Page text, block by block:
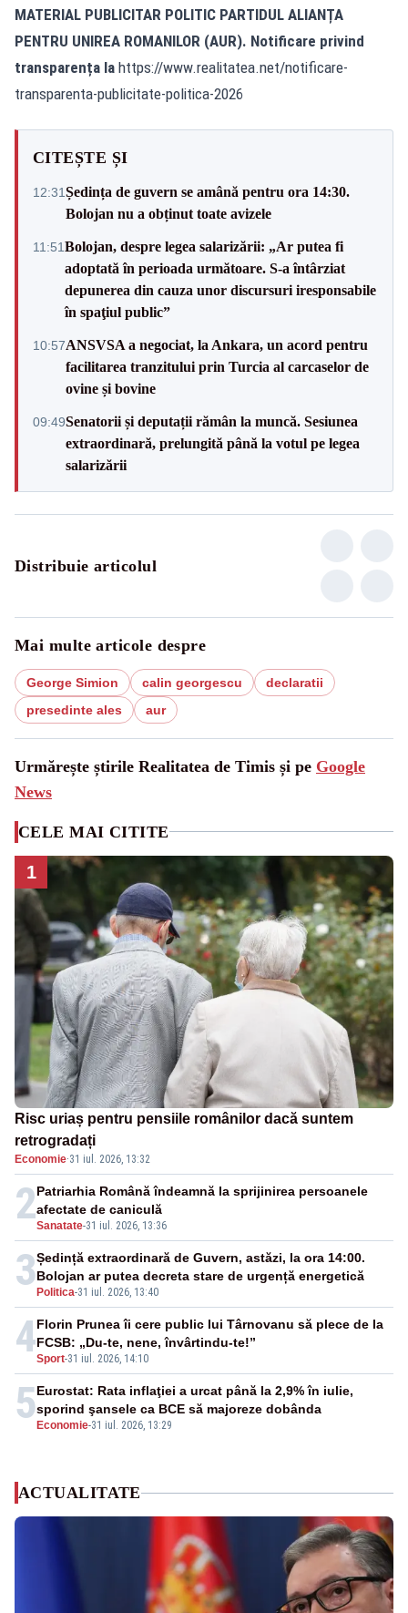
MATERIAL PUBLICITAR POLITIC PARTIDUL ALIANȚA
PENTRU UNIREA ROMANILOR (AUR). Notificare privind
transparența la https://www.realitatea.net/notificare-
transparenta-publicitate-politica-2026
CITEȘTE ȘI
12:31Ședința de guvern se amână pentru ora 14:30.
Bolojan nu a obținut toate avizele
11:51Bolojan, despre legea salarizării: „Ar putea fi
adoptată în perioada următoare. S-a întârziat
depunerea din cauza unor discursuri iresponsabile
în spaţiul public”
10:57ANSVSA a negociat, la Ankara, un acord pentru
facilitarea tranzitului prin Turcia al carcaselor de
ovine și bovine
09:49Senatorii și deputații rămân la muncă. Sesiunea
extraordinară, prelungită până la votul pe legea
salarizării
Distribuie articolul
Mai multe articole despre
George Simion calin georgescu
declaratii
presedinte ales
aur
Urmărește știrile Realitatea de Timis și pe Google
News
CELE MAI CITITE
1
Risc uriaș pentru pensiile românilor dacă suntem
retrogradați
Economie·31 iul. 2026, 13:32
2Sanatate-31 iul. 2026, 13:36
Patriarhia Română îndeamnă la sprijinirea persoanele
afectate de caniculă
3 Politica-31 iul. 2026, 13:40
Ședință extraordinară de Guvern, astăzi, la ora 14:00.
Bolojan ar putea decreta stare de urgență energetică
4Sport-31 iul. 2026, 14:10
Florin Prunea îi cere public lui Târnovanu să plece de la
FCSB: „Du-te, nene, învârtindu-te!”
5 Economie-31 iul. 2026, 13:29
Eurostat: Rata inflaţiei a urcat până la 2,9% în iulie,
sporind şansele ca BCE să majoreze dobânda
ACTUALITATE